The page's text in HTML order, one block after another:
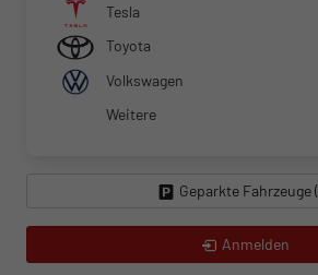
Tesla
Toyota
Volkswagen
Weitere
Geparkte Fahrzeuge (
Anmelden